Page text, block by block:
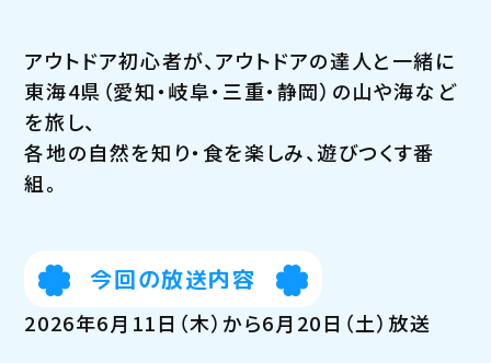
アウトドア初心者が、アウトドアの達人と一緒に
東海4県（愛知・岐阜・三重・静岡）の山や海など
を旅し、
各地の自然を知り・食を楽しみ、遊びつくす番
組。
今回の放送内容
2026年6月11日（木）から6月20日（土）放送